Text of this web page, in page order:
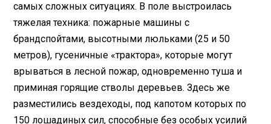
самых сложных ситуациях. В поле выстроилась
тяжелая техника: пожарные машины с
брандспойтами, высотными люльками (25 и 50
метров), гусеничные «трактора», которые могут
врываться в лесной пожар, одновременно туша и
приминая горящие стволы деревьев. Здесь же
разместились вездеходы, под капотом которых по
150 лошадиных сил, способные без особых усилий